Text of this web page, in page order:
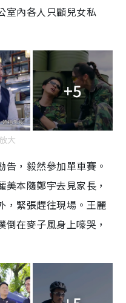
室內各人只顧兒女私
+5
大
告，毅然參加單車賽。
本隨鄭宇去見家長，
，緊張趕往現場。王麗
在麥子風身上嚎哭，